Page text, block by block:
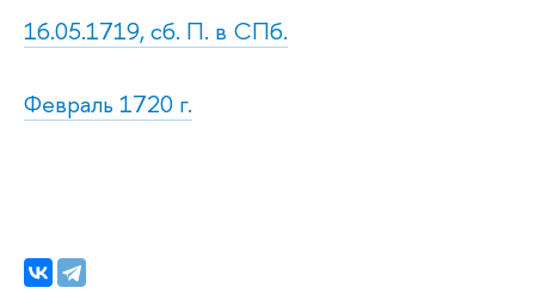
16.05.1719, сб. П. в СПб.
Февраль 1720 г.